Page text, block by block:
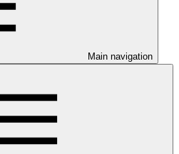
Main navigation